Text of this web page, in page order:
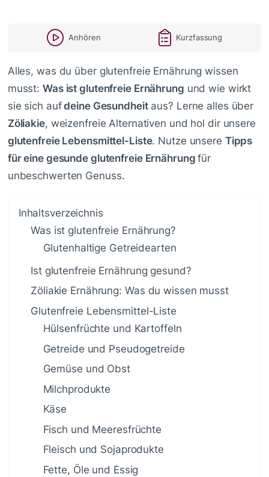
Anhören Kurzfassung
Alles, was du über glutenfreie Ernährung wissen
musst: Was ist glutenfreie Ernährung und wie wirkt
sie sich aufdeine Gesundheitaus? Lerne alles über
Zöliakie, weizenfreie Alternativen und hol dir unsere
glutenfreie Lebensmittel-Liste. Nutze unsere Tipps
für eine gesunde glutenfreie Ernährungfür
unbeschwerten Genuss.
Inhaltsverzeichnis
Was ist glutenfreie Ernährung?
Glutenhaltige Getreidearten
Ist glutenfreie Ernährung gesund?
Zöliakie Ernährung: Was du wissen musst
Glutenfreie Lebensmittel-Liste
Hülsenfrüchte und Kartoffeln
Getreide und Pseudogetreide
Gemüse und Obst
Milchprodukte
Käse
Fisch und Meeresfrüchte
Fleisch und Sojaprodukte
Fette, Öle und Essig